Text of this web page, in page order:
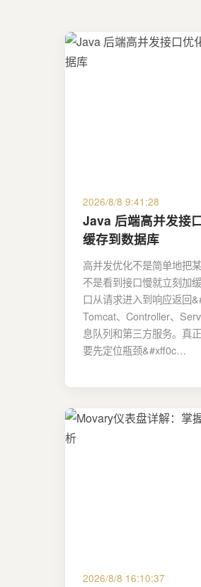
2026/8/8 9:41:28
Java 后端高并发接
缓存到数据库
高并发优化不是简单地把
不是看到接口慢就立刻加
口从请求进入到响应返回
Tomcat、Controller、
息队列和第三方服务。真
要先定位瓶颈&#xff0c…
2026/8/8 16:10:37